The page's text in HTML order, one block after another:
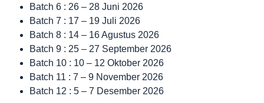
Batch 6 : 26 – 28 Juni 2026
Batch 7 : 17 – 19 Juli 2026
Batch 8 : 14 – 16 Agustus 2026
Batch 9 : 25 – 27 September 2026
Batch 10 : 10 – 12 Oktober 2026
Batch 11 : 7 – 9 November 2026
Batch 12 : 5 – 7 Desember 2026